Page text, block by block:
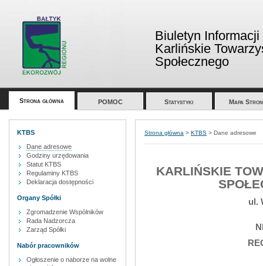
Biuletyn
Karlińskie
Społecznego
Strona główna POMOC Statystyki Mapa
KTBS
Dane adresowe
Godziny urzędowania
Statut KTBS
Regulaminy KTBS
Deklaracja dostępności
Organy Spółki
Zgromadzenie Wspólników
Rada Nadzorcza
Zarząd Spółki
Nabór pracowników
Ogłoszenie o naborze na wolne
Strona główna > KTBS > Dane adresowe
KARLIŃSKIE
ul.